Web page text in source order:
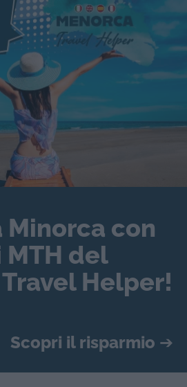
Minorca con
del
Helper!
Scopri il risparmio ➔